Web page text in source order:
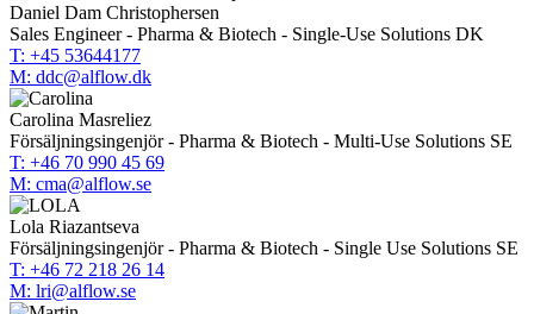
Daniel Dam Christophersen
Sales Engineer - Pharma & Biotech - Single-Use Solutions DK
T: +45 53644177
M: ddc@alflow.dk
Carolina Masreliez
Försäljningsingenjör - Pharma & Biotech - Multi-Use Solutions SE
T: +46 70 990 45 69
M: cma@alflow.se
Lola Riazantseva
Försäljningsingenjör - Pharma & Biotech - Single Use Solutions SE
T: +46 72 218 26 14
M: lri@alflow.se